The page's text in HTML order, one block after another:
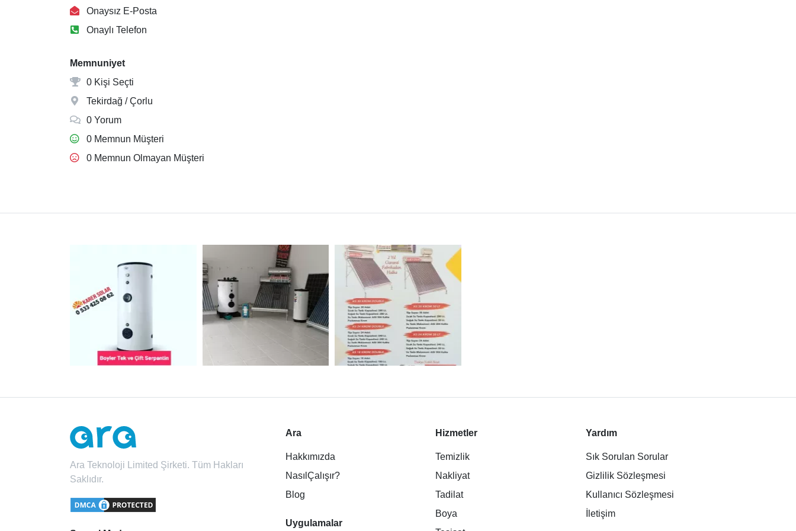
Onaysız E-Posta
Onaylı Telefon
Memnuniyet
0 Kişi Seçti
Tekirdağ / Çorlu
0 Yorum
0 Memnun Müşteri
0 Memnun Olmayan Müşteri
Ara Teknoloji Limited Şirketi. Tüm Hakları
Saklıdır.
Ara
Hakkımızda
NasılÇalışır?
Blog
Uygulamalar
Hizmetler
Temizlik
Nakliyat
Tadilat
Boya
Yardım
Sık Sorulan Sorular
Gizlilik Sözleşmesi
Kullanıcı Sözleşmesi
İletişim